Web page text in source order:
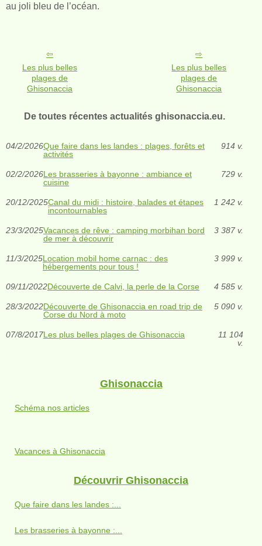
au joli bleu de l’océan.
Les plus belles
plages de
Ghisonaccia
Les plus belles
plages de
Ghisonaccia
De toutes récentes actualités ghisonaccia.eu.
04/2/2026Que faire dans les landes : plages, forêts et
activités
914 v.
02/2/2026Les brasseries à bayonne : ambiance et
cuisine
729 v.
20/12/2025Canal du midi : histoire, balades et étapes
incontournables
1 242 v.
23/3/2025Vacances de rêve : camping morbihan bord
de mer à découvrir
3 387 v.
11/3/2025Location mobil home carnac : des
hébergements pour tous !
3 999 v.
09/11/2022Découverte de Calvi, la perle de la Corse 4 585 v.
28/3/2022Découverte de Ghisonaccia en road trip de
Corse du Nord à moto
5 090 v.
07/8/2017Les plus belles plages de Ghisonaccia
11 104
v.
Ghisonaccia
Schéma nos articles
Vacances à Ghisonaccia
Découvrir Ghisonaccia
Que faire dans les landes :...
Les brasseries à bayonne :...